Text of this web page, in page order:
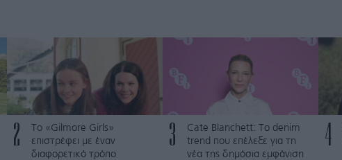
2
Το «Gilmore Girls»
επιστρέφει με έναν
διαφορετικό τρόπο
3
Cate Blanchett: Το denim
trend που επέλεξε για τη
νέα της δημόσια εμφάνιση
4